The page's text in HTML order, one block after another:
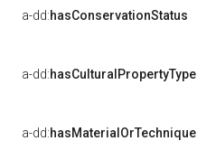
a-dd:hasConservationStatus
a-dd:hasCulturalPropertyType
a-dd:hasMaterialOrTechnique